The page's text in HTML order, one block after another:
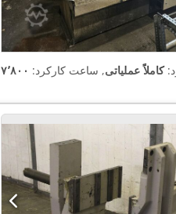
کاملاً عملیاتی, ساعت کارکرد: